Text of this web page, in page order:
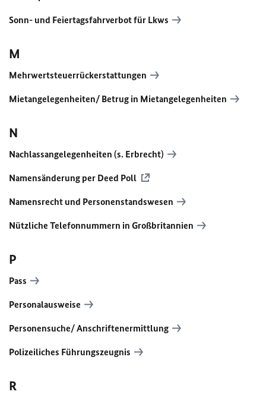
Sonn- und Feiertagsfahrverbot für Lkws
M
Mehrwertsteuerrückerstattungen
Mietangelegenheiten/ Betrug in Mietangelegenheiten
N
Nachlassangelegenheiten (s. Erbrecht)
Namensänderung per Deed Poll
Namensrecht und Personenstandswesen
Nützliche Telefonnummern in Großbritannien
P
Pass
Personalausweise
Personensuche/ Anschriftenermittlung
Polizeiliches Führungszeugnis
R